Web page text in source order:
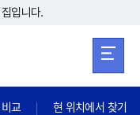
입니다.
교 현 위치에서 찾기